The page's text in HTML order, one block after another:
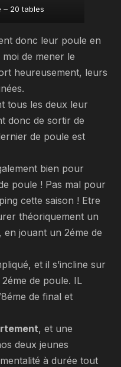
– 20 tables
donc leur poule en
de mener le
heureusement, leurs
tous les deux leur
donc de sortir de
de poule est
bien pour
poule ! Pas mal pour
cette saison ! Etre
théoriquement un
en jouant un 2éme de
et il s’incline sur
de poule. IL
de final et
, et une
deux jeunes
à durée tout